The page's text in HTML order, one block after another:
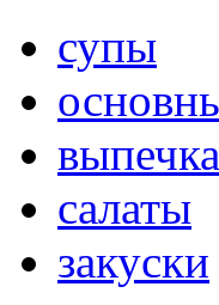
супы
выпечка
салаты
закуски